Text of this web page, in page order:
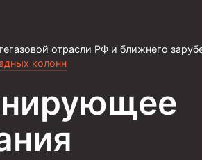
отрасли РФ и ближнего
колонн